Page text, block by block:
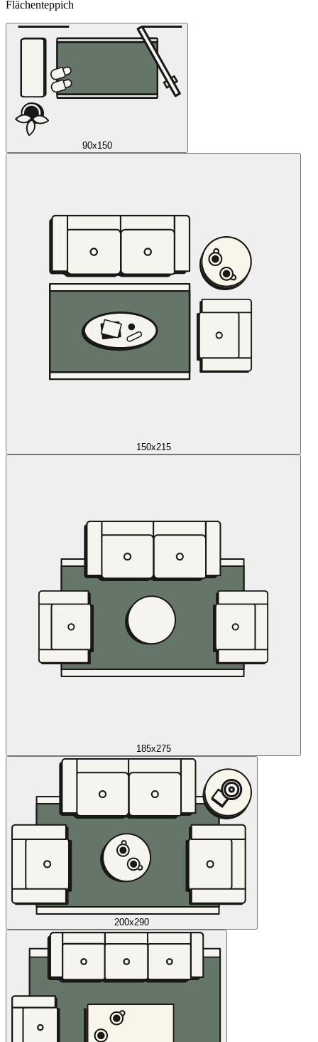
Flächenteppich
90x150
150x215
185x275
200x290